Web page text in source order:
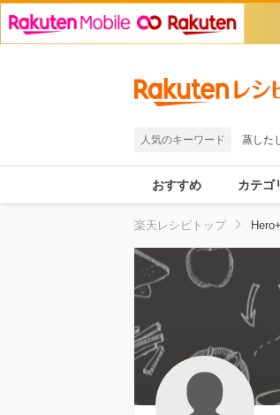
人気のキーワード 蒸した
おすすめ カテゴ
楽天レシピトップ